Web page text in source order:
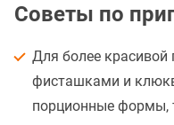
Советы по
Для более
фисташками и
порционные формы,